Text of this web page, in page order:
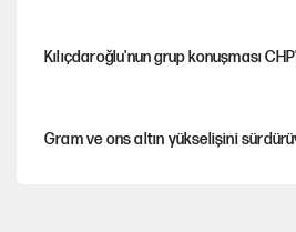
Kılıçdaroğlu'nun grup konuşması
Gram ve ons altın yükselişini